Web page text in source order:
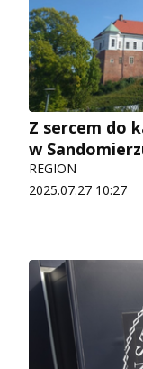
Z sercem do
w
REGION
2025.07.27 10:27